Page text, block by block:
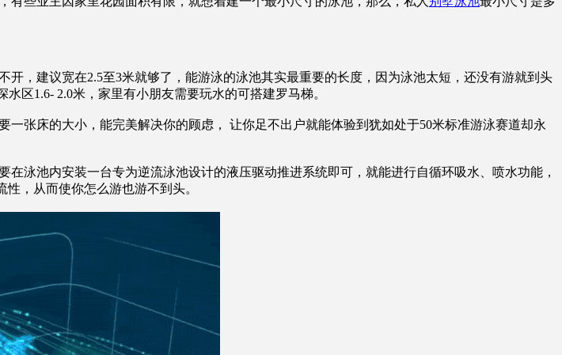
建议宽在2.5至3米就够了，能游泳的泳池其实最重要的长度，因为泳池太短，还没有游就到头
区1.6- 2.0米，家里有小朋友需要玩水的可搭建罗马梯。
床的大小，能完美解决你的顾虑， 让你足不出户就能体验到犹如处于50米标准游泳赛道却永
池内安装一台专为逆流泳池设计的液压驱动推进系统即可，就能进行自循环吸水、喷水功能，
，从而使你怎么游也游不到头。